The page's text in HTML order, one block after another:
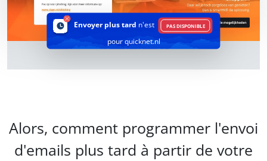
Envoyer plus tard n'est PAS DISPONIBLE
pour quicknet.nl
Alors, comment programmer l'envoi
d'emails plus tard à partir de votre